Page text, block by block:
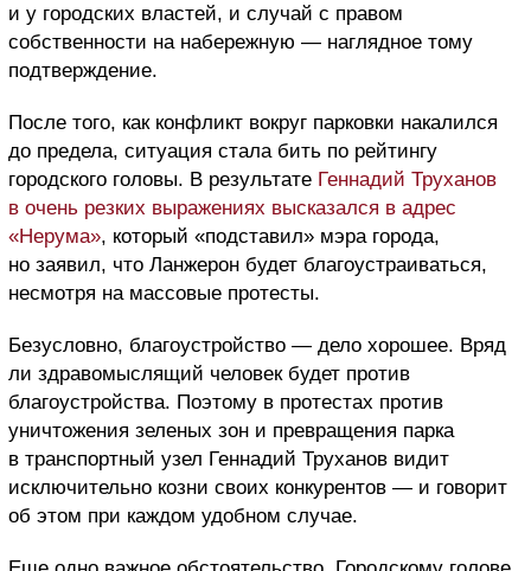
и у городских властей, и случай с правом
собственности на набережную — наглядное тому
подтверждение.
После того, как конфликт вокруг парковки накалился
до предела, ситуация стала бить по рейтингу
городского головы. В результате Геннадий Труханов
в очень резких выражениях высказался в адрес
«Нерума», который «подставил» мэра города,
но заявил, что Ланжерон будет благоустраиваться,
несмотря на массовые протесты.
Безусловно, благоустройство — дело хорошее. Вряд
ли здравомыслящий человек будет против
благоустройства. Поэтому в протестах против
уничтожения зеленых зон и превращения парка
в транспортный узел Геннадий Труханов видит
исключительно козни своих конкурентов — и говорит
об этом при каждом удобном случае.